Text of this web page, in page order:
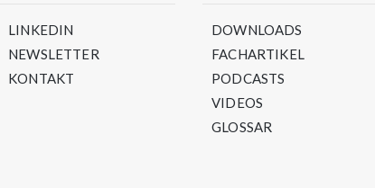
LINKEDIN
NEWSLETTER
KONTAKT
DOWNLOADS
FACHARTIKEL
PODCASTS
VIDEOS
GLOSSAR